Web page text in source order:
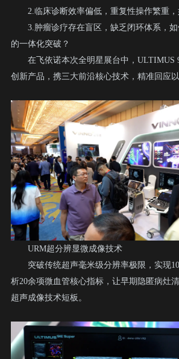
2.临床诊断效率偏低，重复性操作繁重
3.肿瘤诊疗存在盲区，缺乏闭环体系，
的一体化突破？
在飞依诺本次全明星展台中，ULTIMUS
创新产品，携三大前沿核心技术，精准回应
URM超分辨显微成像技术
突破传统超声毫米级分辨率极限，实现
析20余项微血管核心指标，让早期隐匿病灶
超声成像技术短板。